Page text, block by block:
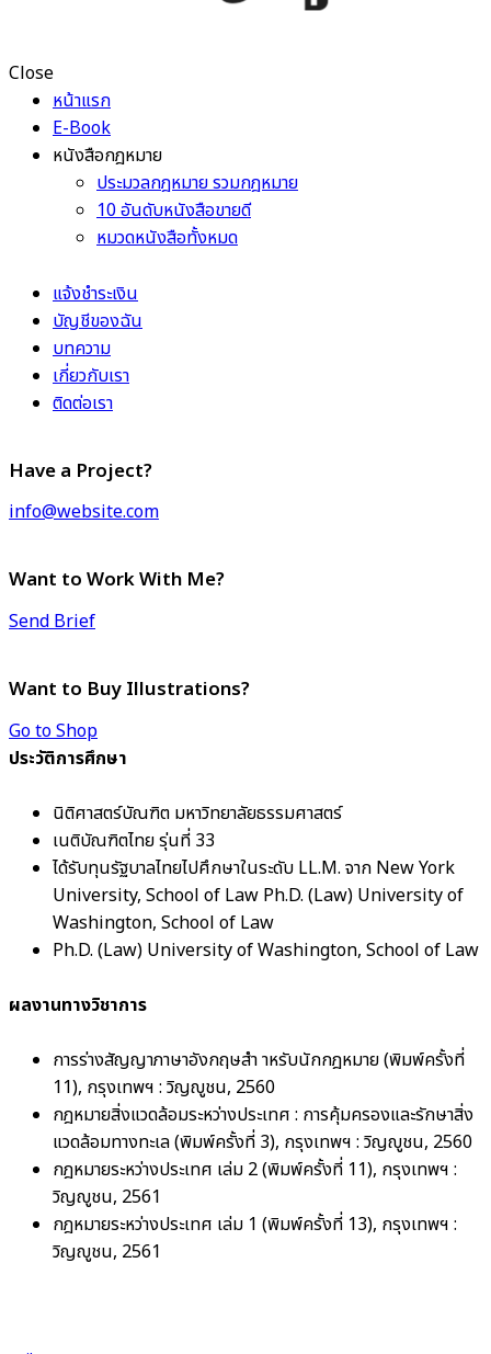
Close
หน้าแรก
E-Book
หนังสือกฎหมาย
ประมวลกฎหมาย รวมกฎหมาย
10 อันดับหนังสือขายดี
หมวดหนังสือทั้งหมด
แจ้งชำระเงิน
บัญชีของฉัน
บทความ
เกี่ยวกับเรา
ติดต่อเรา
Have a Project?
info@website.com
Want to Work With Me?
Send Brief
Want to Buy Illustrations?
Go to Shop
ประวัติการศึกษา
นิติศาสตร์บัณฑิต มหาวิทยาลัยธรรมศาสตร์
เนติบัณฑิตไทย รุ่นที่ 33
ได้รับทุนรัฐบาลไทยไปศึกษาในระดับ LL.M. จาก New York
University, School of Law Ph.D. (Law) University of
Washington, School of Law
Ph.D. (Law) University of Washington, School of Law
ผลงานทางวิชาการ
การร่างสัญญาภาษาอังกฤษสำ าหรับนักกฎหมาย (พิมพ์ครั้งที่
11), กรุงเทพฯ : วิญญูชน, 2560
กฎหมายสิ่งแวดล้อมระหว่างประเทศ : การคุ้มครองและรักษาสิ่ง
แวดล้อมทางทะเล (พิมพ์ครั้งที่ 3), กรุงเทพฯ : วิญญูชน, 2560
กฎหมายระหว่างประเทศ เล่ม 2 (พิมพ์ครั้งที่ 11), กรุงเทพฯ :
วิญญูชน, 2561
กฎหมายระหว่างประเทศ เล่ม 1 (พิมพ์ครั้งที่ 13), กรุงเทพฯ :
วิญญูชน, 2561